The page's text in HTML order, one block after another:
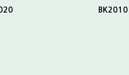
BK2010